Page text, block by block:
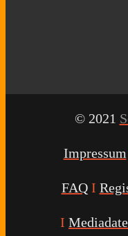
© 2021
Impressum
FAQ I
I